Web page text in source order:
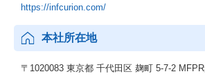
https://infcurion.com/
本社所在地
〒1020083 東京都 千代田区 麹町 5-7-2